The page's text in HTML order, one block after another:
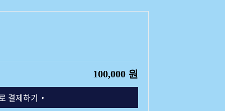
100,000 원
결제하기